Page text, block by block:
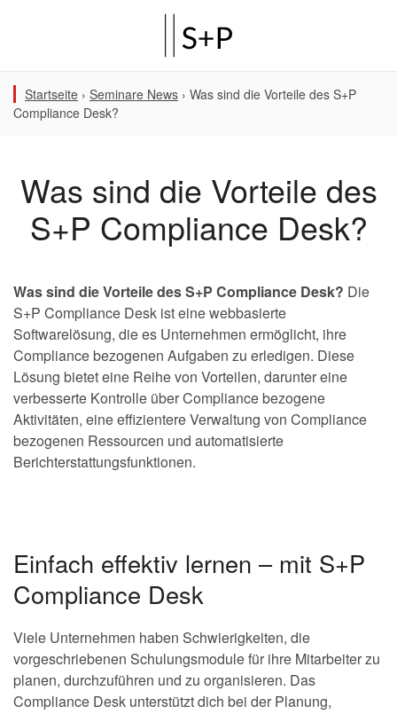
Startseite › Seminare News › Was sind die Vorteile des S+P
Compliance Desk?
Was sind die Vorteile des
S+P Compliance Desk?
Was sind die Vorteile des S+P Compliance Desk? Die
S+P Compliance Desk ist eine webbasierte
Softwarelösung, die es Unternehmen ermöglicht, ihre
Compliance bezogenen Aufgaben zu erledigen. Diese
Lösung bietet eine Reihe von Vorteilen, darunter eine
verbesserte Kontrolle über Compliance bezogene
Aktivitäten, eine effizientere Verwaltung von Compliance
bezogenen Ressourcen und automatisierte
Berichterstattungsfunktionen.
Einfach effektiv lernen – mit S+P
Compliance Desk
Viele Unternehmen haben Schwierigkeiten, die
vorgeschriebenen Schulungsmodule für ihre Mitarbeiter zu
planen, durchzuführen und zu organisieren. Das
Compliance Desk unterstützt dich bei der Planung,